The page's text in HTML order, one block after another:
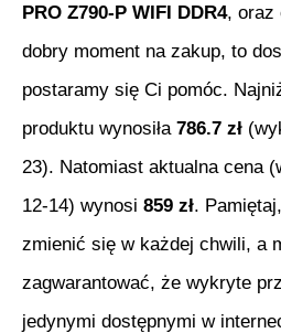
PRO Z790-P WIFI DDR4, oraz
dobry moment na zakup, to
postaramy się Ci pomóc.
produktu wynosiła 786.7 zł
23). Natomiast aktualna cena
12-14) wynosi 859 zł.
zmienić się w każdej chwili, a
zagwarantować, że wykryte
jedynymi dostępnymi w